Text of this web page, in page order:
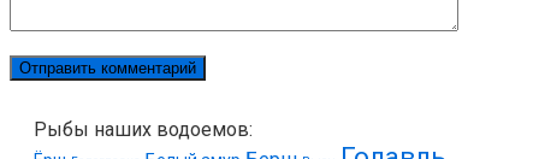
Рыбы наших водоемов: